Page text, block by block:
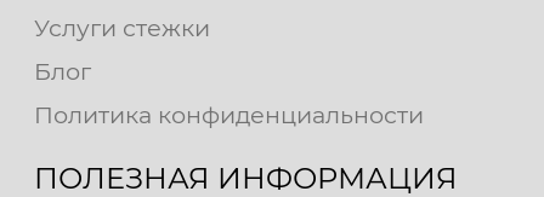
Услуги стежки
Блог
Политика конфиденциальности
ПОЛЕЗНАЯ ИНФОРМАЦИЯ